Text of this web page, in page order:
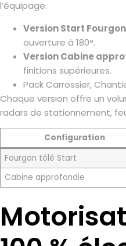
l’équipage.
Version Start
ouverture à 180°.
Version Cabine
finitions supérieures.
Pack Carrossier,
Chaque version offre un
radars de stationnement,
Configuration
Fourgon tôlé Start
Cabine approfondie